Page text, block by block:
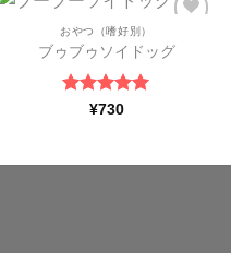
おやつ（嗜好別）
ブゥブゥソイドッグ
5段階中5
¥730